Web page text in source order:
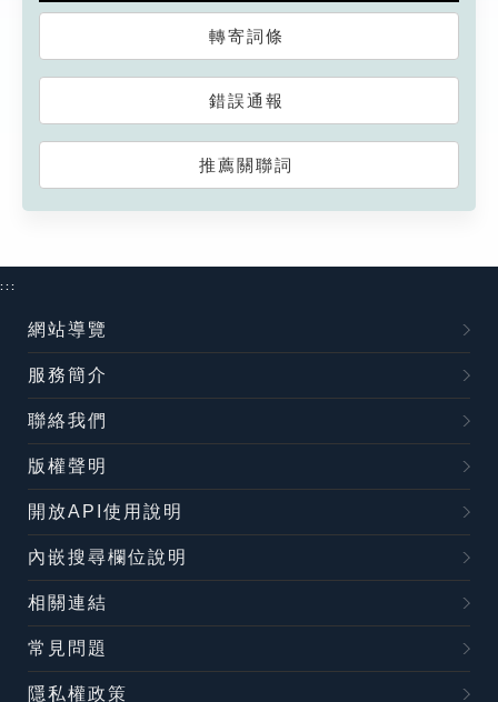
轉寄詞條
錯誤通報
推薦關聯詞
:::
網站導覽
服務簡介
聯絡我們
版權聲明
開放API使用說明
內嵌搜尋欄位說明
相關連結
常見問題
隱私權政策